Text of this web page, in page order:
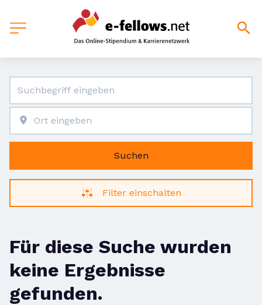
Suchen
Filter einschalten
Für diese Suche wurden
keine Ergebnisse
gefunden.